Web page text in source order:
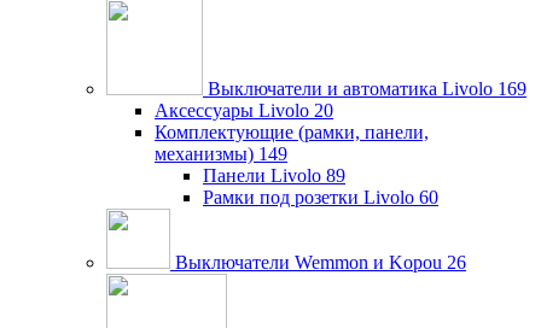
Выключатели и автоматика Livolo 169
Аксессуары Livolo 20
Комплектующие (рамки, панели,
механизмы) 149
Панели Livolo 89
Рамки под розетки Livolo 60
Выключатели Wemmon и Kopou 26